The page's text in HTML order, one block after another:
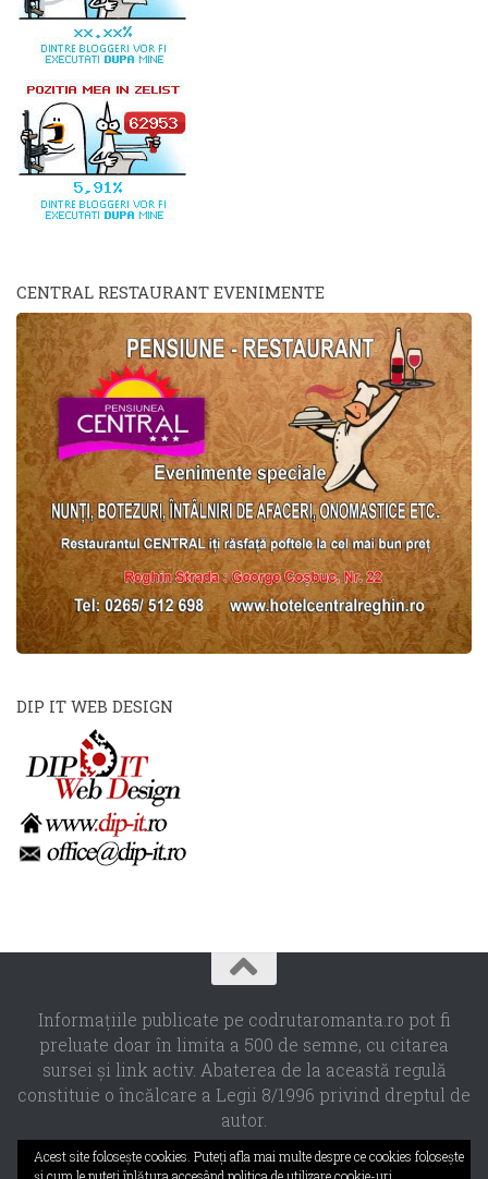
CENTRAL RESTAURANT EVENIMENTE
DIP IT WEB DESIGN
Informaţiile publicate pe codrutaromanta.ro pot fi
preluate doar în limita a 500 de semne, cu citarea
sursei şi link activ. Abaterea de la această regulă
constituie o încălcare a Legii 8/1996 privind dreptul de
autor.
Propulsat de - Designed with theHueman theme
Acest site foloseşte cookies. Puteţi afla mai multe despre ce cookies foloseşte